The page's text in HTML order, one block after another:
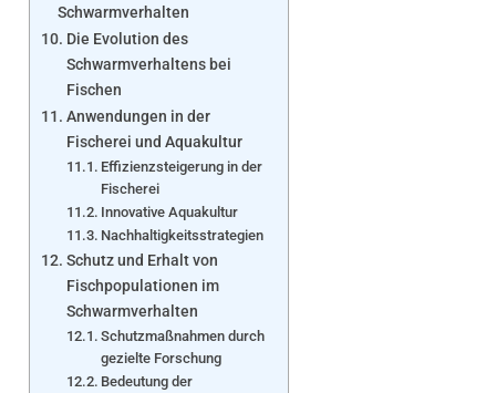
Schwarmverhalten
Die Evolution des
Schwarmverhaltens bei
Fischen
Anwendungen in der
Fischerei und Aquakultur
Effizienzsteigerung in der
Fischerei
Innovative Aquakultur
Nachhaltigkeitsstrategien
Schutz und Erhalt von
Fischpopulationen im
Schwarmverhalten
Schutzmaßnahmen durch
gezielte Forschung
Bedeutung der